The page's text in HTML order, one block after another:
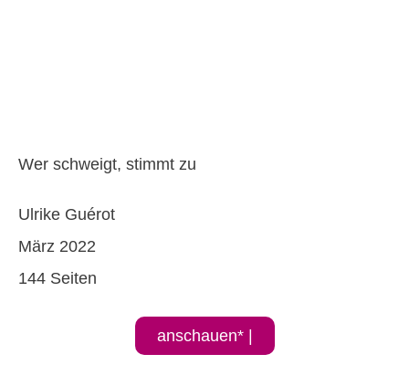
Wer schweigt, stimmt zu
Ulrike Guérot
März 2022
144 Seiten
anschauen* |